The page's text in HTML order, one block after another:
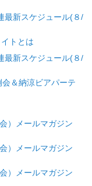
最新スケジュール(８/
トとは
最新スケジュール(８/
＆納涼ビアパーテ
）メールマガジン
）メールマガジン
）メールマガジン